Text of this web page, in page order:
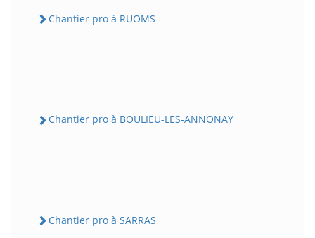
Chantier pro à RUOMS
Chantier pro à BOULIEU-LES-ANNONAY
Chantier pro à SARRAS